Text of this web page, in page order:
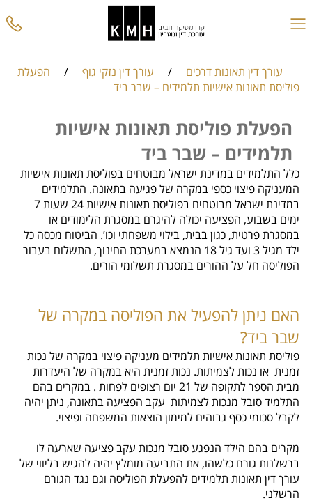
עורך דין תאונות דרכים / עורך דין נזקי גוף /
הפעלת
פוליסת תאונות אישיות תלמידים – שבר ביד
הפעלת פוליסת תאונות אישיות
תלמידים – שבר ביד
כלל התלמידים במדינת ישראל מבוטחים בפוליסת תאונות אישיות
המעניקה פיצוי כספי במקרה של פגיעה בתאונה. התלמידים
במדינת ישראל מבוטחים בפוליסת תאונות אישיות 24 שעות 7
ימים בשבוע, הפציעה יכולה להיגרם במסגרת הלימודים או
במסגרת פרטית, כגון בבית, בילוי משפחתי וכו’. הביטוח מכסה כל
ילד מגיל 3 ועד גיל 18 הנמצא במערכת החינוך, התשלום בעבור
הפוליסה חל על ההורים במסגרת תשלומי הורים.
האם ניתן להפעיל את הפוליסה במקרה של
שבר ביד?
פוליסת תאונות אישיות תלמידים מעניקה פיצוי במקרה של נכות
זמנית או נכות לצמיתות. נכות זמנית היא במקרה של היעדרות
מבית הספר לתקופה של 21 יום רצופים לפחות . במקרים בהם
התלמיד סובל מנכות לצמיתות עקב הפציעה בתאונה, ניתן יהיה
לקבל סכומי כסף גבוהים למימון הוצאות המשפחה ופיצוי.
מקרים בהם הילד הנפגע סובל מנכות עקב פציעה שארעה לו
ברשלנות גורם כלשהו, את התביעה מומלץ יהיה להגיש בליווי של
עורך דין תאונות תלמידים להפעלת הפוליסה וגם נגד הגורם
הרשלני.